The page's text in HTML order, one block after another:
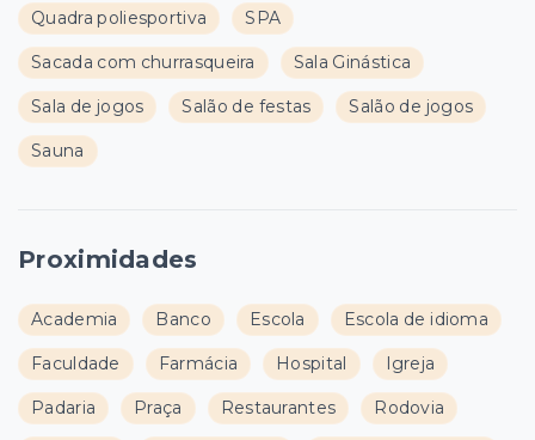
Quadra poliesportiva SPA
Sacada com churrasqueira Sala Ginástica
Sala de jogos Salão de festas Salão de jogos
Sauna
Proximidades
Academia Banco Escola Escola de idioma
Faculdade Farmácia Hospital Igreja
Padaria Praça Restaurantes Rodovia